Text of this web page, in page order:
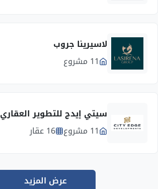
لاسيرينا جروب
11 مشروع
سيتي إيدج للتطوير العقاري
11 مشروع
16 عقار
عرض المزيد